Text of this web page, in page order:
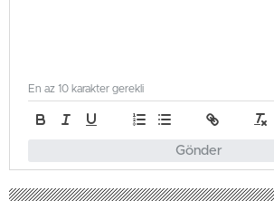
Gönder
En az 10 karakter gerekli